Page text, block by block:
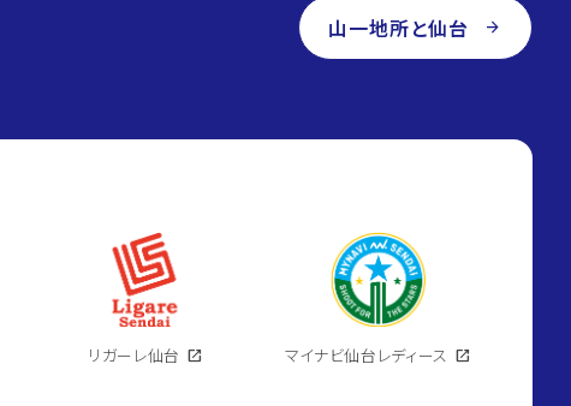
山一地所と仙台 arrow_forward
リガーレ仙台 open_in_new マイナビ仙台レディース open_in_new